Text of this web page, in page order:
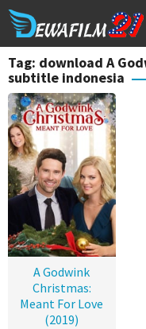
Loncat
ke
konten
Tag: download A
subtitle indonesia
A Godwink
Christmas:
Meant For Love
(2019)